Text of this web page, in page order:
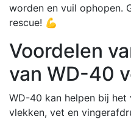
worden en vuil ophopen.
rescue! 💪
Voordelen
van WD-40
WD-40 kan helpen bij het
vlekken, vet en